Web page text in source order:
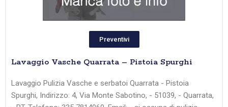
Preventivi
Lavaggio Vasche Quarrata – Pistoia Spurghi
Lavaggio Pulizia Vasche e serbatoi Quarrata - Pistoia
Spurghi, Indirizzo: 4, Via Monte Sabotino, - 51039, - Quarrata,